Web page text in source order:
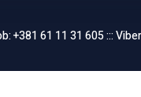
+381 61 11 31 605 :::